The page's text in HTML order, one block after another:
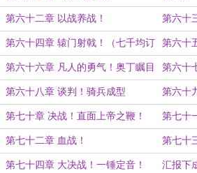
（均订
第六十二章 以战养战！ 第六十
第六十四章 辕门射戟！（七千均订
加更）
第六十
第六十六章 凡人的勇气！奥丁瞩目 第六十
（均订
第六十八章 谈判！骑兵成型 第六十
第七十章 决战！直面上帝之鞭！
（九千均订加更）
第七十
（大章
第七十二章 血战！ 第七十
第七十四章 大决战！一锤定音！ 汇报下